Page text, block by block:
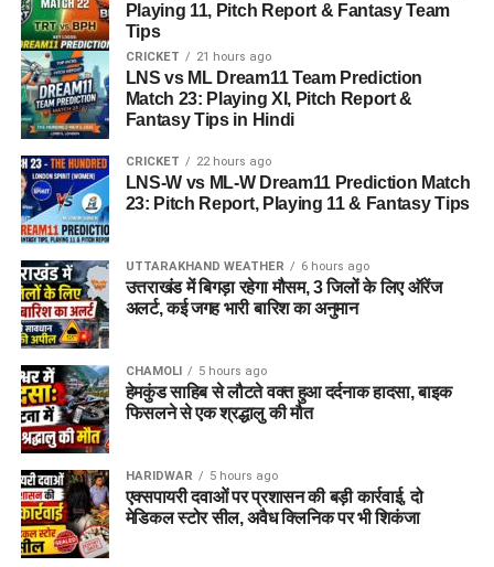
Playing 11, Pitch Report & Fantasy Team
Tips
CRICKET 21 hours ago
LNS vs ML Dream11 Team Prediction
Match 23: Playing XI, Pitch Report &
Fantasy Tips in Hindi
CRICKET 22 hours ago
LNS-W vs ML-W Dream11 Prediction Match
23: Pitch Report, Playing 11 & Fantasy Tips
UTTARAKHAND WEATHER 6 hours ago
उत्तराखंड में बिगड़ा रहेगा मौसम, 3 जिलों के लिए ऑरेंज
अलर्ट, कई जगह भारी बारिश का अनुमान
CHAMOLI 5 hours ago
हेमकुंड साहिब से लौटते वक्त हुआ दर्दनाक हादसा, बाइक
फिसलने से एक श्रद्धालु की मौत
HARIDWAR 5 hours ago
एक्सपायरी दवाओं पर प्रशासन की बड़ी कार्रवाई, दो
मेडिकल स्टोर सील, अवैध क्लिनिक पर भी शिकंजा